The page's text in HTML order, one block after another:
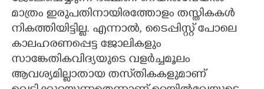
മാത്രം ഇരുപതിനായിരത്തോളം തസ്തികകൾ
നികത്തിയിട്ടില്ല. എന്നാൽ, ടൈപ്പിസ്റ്റ് പോലെ
കാലഹരണപ്പെട്ട ജോലികളും
സാങ്കേതികവിദ്യയുടെ വളർച്ചമൂലം
ആവശ്യമില്ലാതായ തസ്‌തികകളുമാണ്